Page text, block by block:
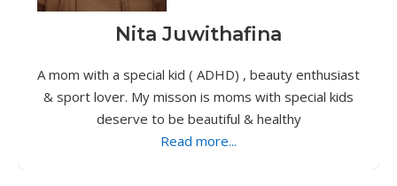
Nita Juwithafina
A mom with a special kid ( ADHD) , beauty enthusiast
& sport lover. My misson is moms with special kids
deserve to be beautiful & healthy
Read more...